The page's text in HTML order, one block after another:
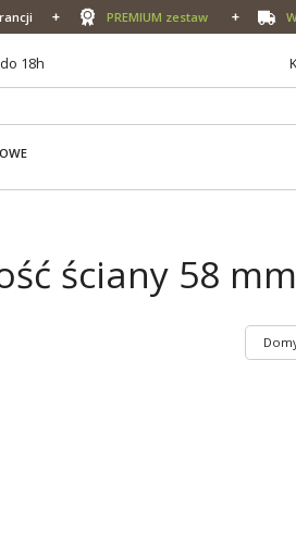
PREMIUM zestaw
18h
ściany 58 mm